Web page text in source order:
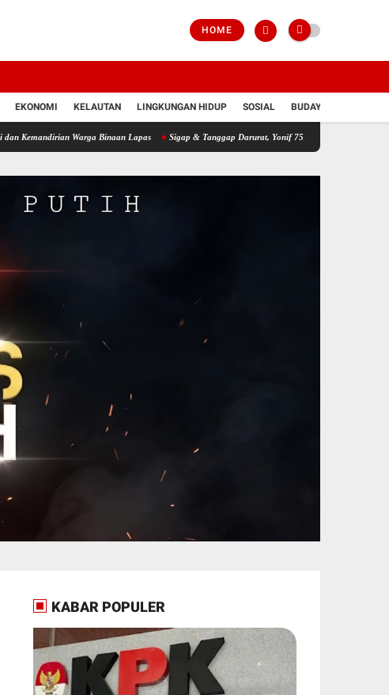
HOME
EKONOMI KELAUTAN LINGKUNGAN HIDUP SOSIAL BUDAYA
Warga Binaan Lapas Sigap & Tanggap Darurat, Yonif 751/VJS Bantu Penanganan Warga
KABAR POPULER